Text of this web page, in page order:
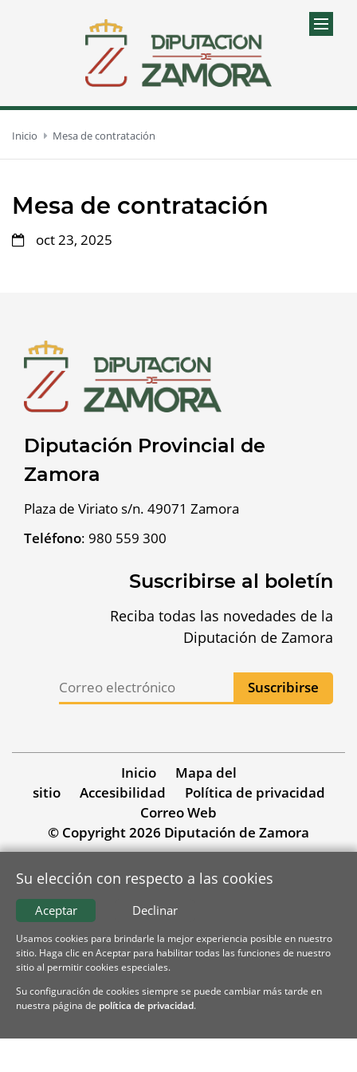
Inicio Mesa de contratación
Mesa de contratación
oct 23, 2025
Diputación Provincial de
Zamora
Plaza de Viriato s/n. 49071 Zamora
Teléfono: 980 559 300
Suscribirse al boletín
Reciba todas las novedades de la
Diputación de Zamora
Inicio
Mapa del
sitio
Accesibilidad
Política de privacidad
Correo Web
© Copyright 2026 Diputación de Zamora
Su elección con respecto a las cookies
Declinar
Aceptar
Usamos cookies para brindarle la mejor experiencia posible en nuestro
sitio. Haga clic en Aceptar para habilitar todas las funciones de nuestro
sitio al permitir cookies especiales.
Su configuración de cookies siempre se puede cambiar más tarde en
nuestra página de política de privacidad.